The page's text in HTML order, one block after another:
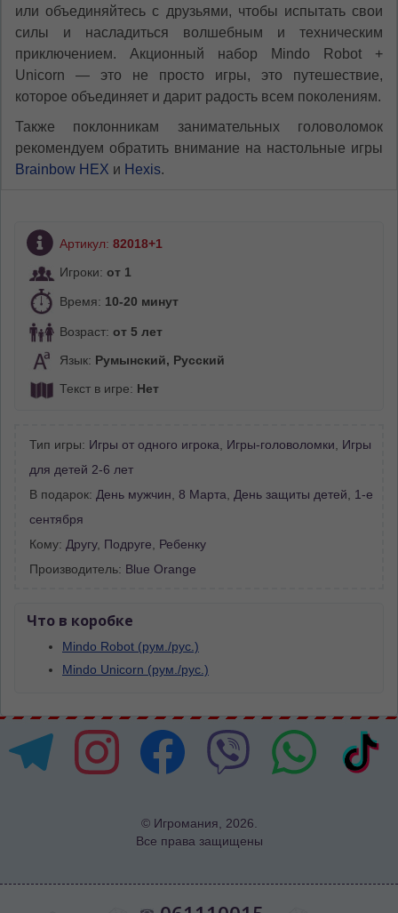
или объединяйтесь с друзьями, чтобы испытать свои
силы и насладиться волшебным и техническим
приключением. Акционный набор Mindo Robot +
Unicorn — это не просто игры, это путешествие,
которое объединяет и дарит радость всем поколениям.
Также поклонникам занимательных головоломок
рекомендуем обратить внимание на настольные игры
Brainbow HEX и Hexis.
Артикул: 82018+1
Игроки: от 1
Время: 10-20 минут
Возраст: от 5 лет
Язык: Румынский, Русский
Текст в игре: Нет
Тип игры: Игры от одного игрока Игры-головоломки
Игры
для детей 2-6 лет
В подарок: День мужчин 8 Марта День защиты детей
1-е
сентября
Кому: Другу, Подруге
Ребенку
Производитель: Blue Orange
Что в коробке
Mindo Robot (рум./рус.)
Mindo Unicorn (рум./рус.)
© Игромания, 2026.
Все права защищены